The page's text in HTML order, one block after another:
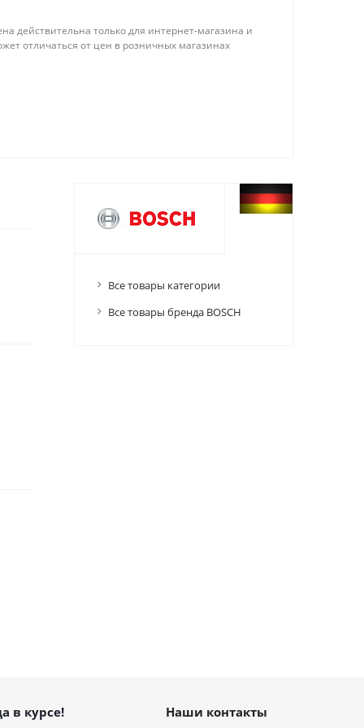
действительна только для интернет-магазина и
отличаться от цен в розничных магазинах
Все товары категории
Все товары бренда BOSCH
в курсе! Наши контакты